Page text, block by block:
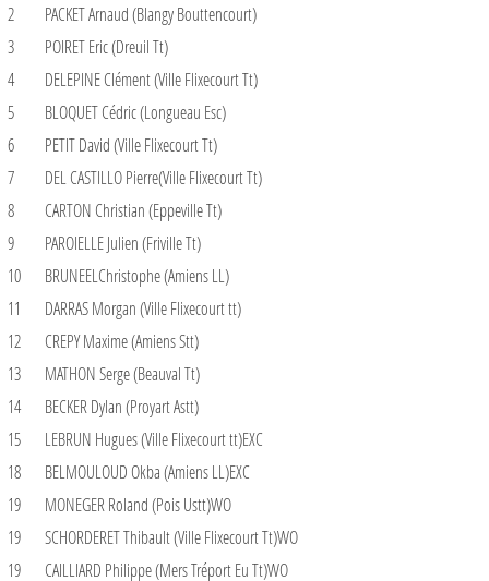
2
PACKET Arnaud (Blangy Bouttencourt)
3
POIRET Eric (Dreuil Tt)
4
DELEPINE Clément (Ville Flixecourt Tt)
5
BLOQUET Cédric (Longueau Esc)
6
PETIT David (Ville Flixecourt Tt)
7
DEL CASTILLO Pierre(Ville Flixecourt Tt)
8
CARTON Christian (Eppeville Tt)
9
PAROIELLE Julien (Friville Tt)
10
BRUNEELChristophe (Amiens LL)
11
DARRAS Morgan (Ville Flixecourt tt)
12
CREPY Maxime (Amiens Stt)
13
MATHON Serge (Beauval Tt)
14
BECKER Dylan (Proyart Astt)
15
LEBRUN Hugues (Ville Flixecourt tt)EXC
18
BELMOULOUD Okba (Amiens LL)EXC
19
MONEGER Roland (Pois Ustt)WO
19
SCHORDERET Thibault (Ville Flixecourt Tt)WO
19
CAILLIARD Philippe (Mers Tréport Eu Tt)WO